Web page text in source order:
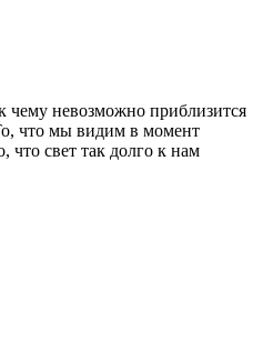
чему невозможно приблизится
что мы видим в момент
что свет так долго к нам